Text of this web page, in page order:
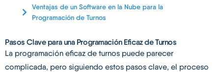
Ventajas de un Software en la Nube para la
Programación de Turnos
Pasos Clave para una Programación Eficaz de Turnos
La programación eficaz de turnos puede parecer
complicada, pero siguiendo estos pasos clave, el proceso